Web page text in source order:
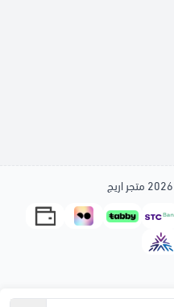
متجر اريج